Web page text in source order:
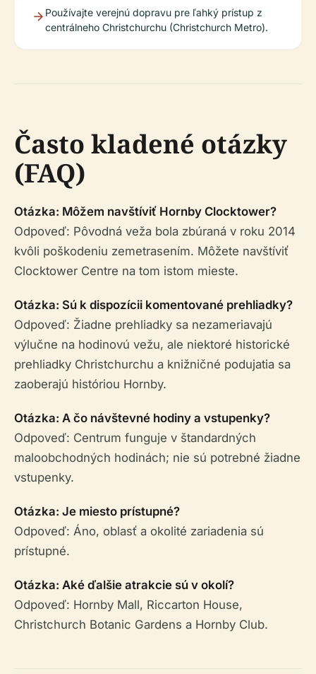
Používajte verejnú dopravu pre ľahký prístup z
centrálneho Christchurchu (Christchurch Metro).
Často kladené otázky
(FAQ)
Otázka: Môžem navštíviť Hornby Clocktower?
Odpoveď: Pôvodná veža bola zbúraná v roku 2014
kvôli poškodeniu zemetrasením. Môžete navštíviť
Clocktower Centre na tom istom mieste.
Otázka: Sú k dispozícii komentované prehliadky?
Odpoveď: Žiadne prehliadky sa nezameriavajú
výlučne na hodinovú vežu, ale niektoré historické
prehliadky Christchurchu a knižničné podujatia sa
zaoberajú históriou Hornby.
Otázka: A čo návštevné hodiny a vstupenky?
Odpoveď: Centrum funguje v štandardných
maloobchodných hodinách; nie sú potrebné žiadne
vstupenky.
Otázka: Je miesto prístupné?
Odpoveď: Áno, oblasť a okolité zariadenia sú
prístupné.
Otázka: Aké ďalšie atrakcie sú v okolí?
Odpoveď: Hornby Mall, Riccarton House,
Christchurch Botanic Gardens a Hornby Club.